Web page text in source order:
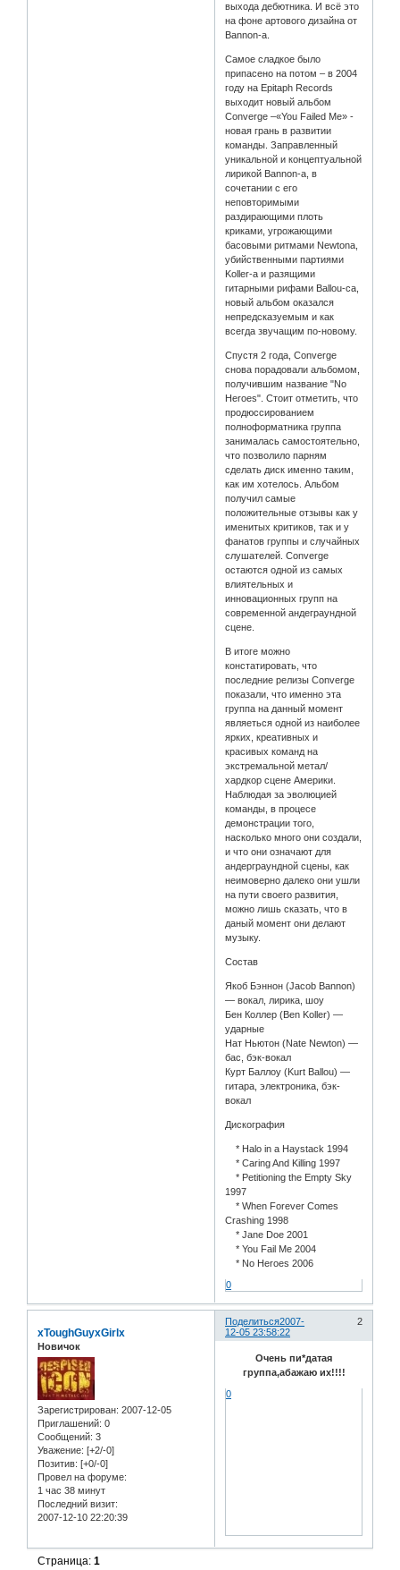
выхода дебютника. И всё это
на фоне артового дизайна от
Bannon-а.
Самое сладкое было
припасено на потом – в 2004
году на Epitaph Records
выходит новый альбом
Converge –«You Failed Me» -
новая грань в развитии
команды. Заправленный
уникальной и концептуальной
лирикой Bannon-а, в
сочетании с его
неповторимыми
раздирающими плоть
криками, угрожающими
басовыми ритмами Newtonа,
убийственными партиями
Koller-а и разящими
гитарными рифами Ballou-са,
новый альбом оказался
непредсказуемым и как
всегда звучащим по-новому.
Спустя 2 года, Converge
снова порадовали альбомом,
получившим название "No
Heroes". Стоит отметить, что
продюссированием
полноформатника группа
занималась самостоятельно,
что позволило парням
сделать диск именно таким,
как им хотелось. Альбом
получил самые
положительные отзывы как у
именитых критиков, так и у
фанатов группы и случайных
слушателей. Converge
остаются одной из самых
влиятельных и
инновационных групп на
современной андеграундной
сцене.
В итоге можно
констатировать, что
последние релизы Converge
показали, что именно эта
группа на данный момент
являеться одной из наиболее
ярких, креативных и
красивых команд на
экстремальной метал/
хардкор сцене Америки.
Наблюдая за эволюцией
команды, в процесе
демонстрации того,
насколько много они создали,
и что они означают для
андерграундной сцены, как
неимоверно далеко они ушли
на пути своего развития,
можно лишь сказать, что в
даный момент они делают
музыку.
Состав
Якоб Бэннон (Jacob Bannon)
— вокал, лирика, шоу
Бен Коллер (Ben Koller) —
ударные
Нат Ньютон (Nate Newton) —
бас, бэк-вокал
Курт Баллоу (Kurt Ballou) —
гитара, электроника, бэк-
вокал
Дискография
* Halo in a Haystack 1994
* Caring And Killing 1997
* Petitioning the Empty Sky
1997
* When Forever Comes
Crashing 1998
* Jane Doe 2001
* You Fail Me 2004
* No Heroes 2006
0
Поделиться 2
2007-
12-05 23:58:22
xToughGuyxGirlx
Новичок
Зарегистрирован: 2007-12-05
Приглашений: 0
Сообщений: 3
Уважение: [+2/-0]
Позитив: [+0/-0]
Провел на форуме:
1 час 38 минут
Последний визит:
2007-12-10 22:20:39
Очень пи*датая
группа,абажаю их!!!!
0
Страница:1